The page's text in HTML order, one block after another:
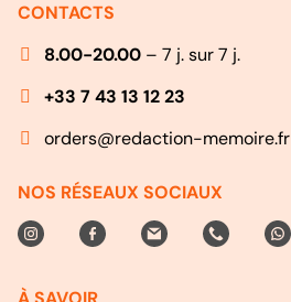
CONTACTS
8.00-20.00 – 7 j. sur 7 j.
+33 7 43 13 12 23
orders@redaction-memoire.fr
NOS RÉSEAUX SOCIAUX